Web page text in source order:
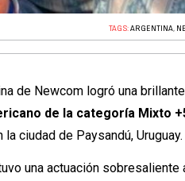
TAGS:ARGENTINA,
de Newcom logró una
de la categoría Mixto
ciudad de Paysandú, Uruguay.
una actuación